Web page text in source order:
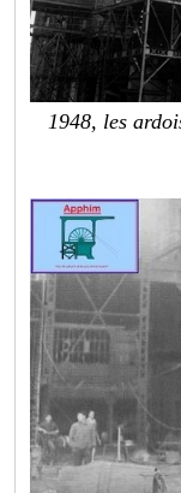
1948, les